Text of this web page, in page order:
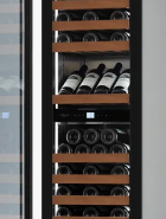
oppbevare både
utvalg av vinskap
ditt.